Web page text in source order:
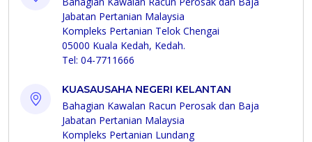
Jabatan Pertanian Malaysia
Kompleks Pertanian Telok Chengai
05000 Kuala Kedah, Kedah.
Tel: 04-7711666
KUASAUSAHA NEGERI KELANTAN
Bahagian Kawalan Racun Perosak dan Baja
Jabatan Pertanian Malaysia
Kompleks Pertanian Lundang